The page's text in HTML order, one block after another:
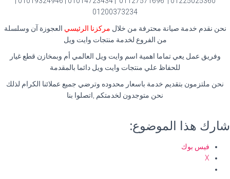
01200373234
نحن نقدم خدمة صيانة محترفة من خلال مركزنا الرئيسي العجوزة آن وسلسلة
من الفروع لخدمة منتجات وايت ويل
وفريق عمل يعي تماما اهمية اسم وايت ويل العالمي أم وبمخازن قطع غيار
للحفاظ علي منتجات وايت ويل دائما بالمقدمة
نحن ملتزمون بتقديم خدمة باسعار محدوده وترضي جميع عملائنا الكرام لذلك
نحن متوجدون لخدمتكم ,اتصلوا بنا
شارك هذا الموضوع:
فيس بوك
X